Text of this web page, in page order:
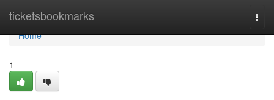
ticketsbookmarks
Home
Home
1